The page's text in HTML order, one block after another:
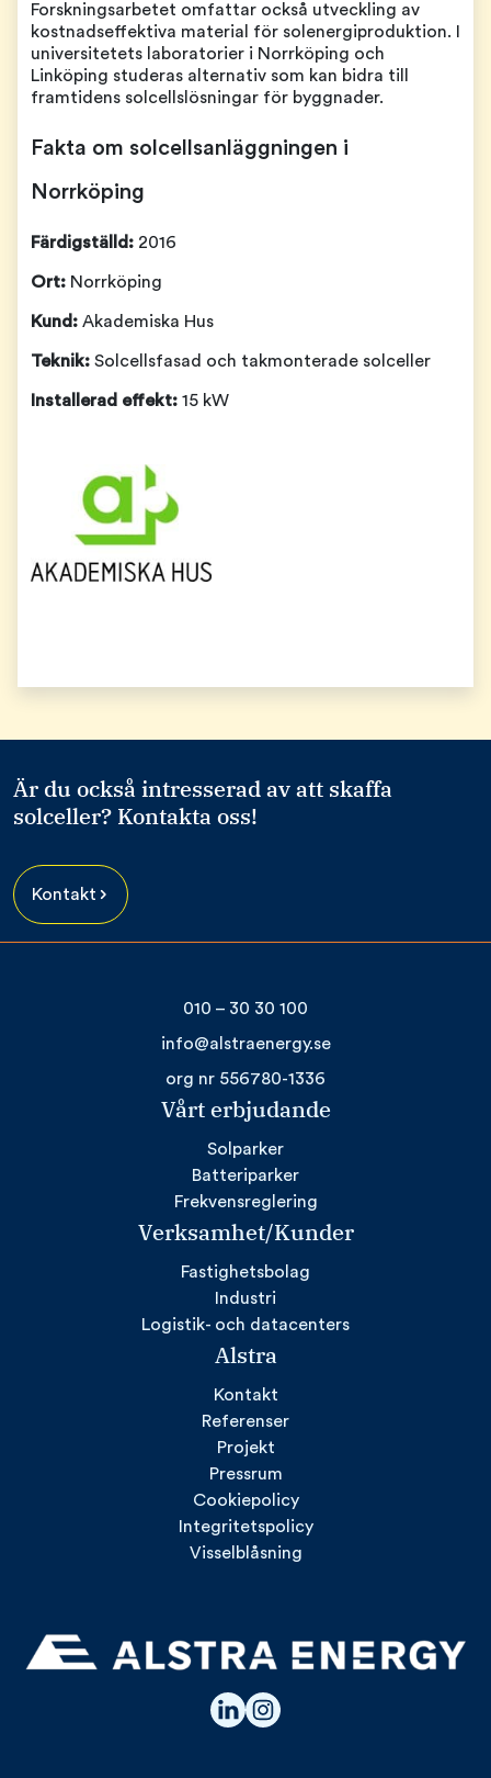
Forskningsarbetet omfattar också utveckling av
kostnadseffektiva material för solenergiproduktion. I
universitetets laboratorier i Norrköping och
Linköping studeras alternativ som kan bidra till
framtidens solcellslösningar för byggnader.
Fakta om solcellsanläggningen i
Norrköping
Färdigställd: 2016
Ort: Norrköping
Kund: Akademiska Hus
Teknik: Solcellsfasad och takmonterade solceller
Installerad effekt: 15 kW
Är du också intresserad av att skaffa
solceller? Kontakta oss!
Kontakt
010 – 30 30 100
info@alstraenergy.se
org nr 556780-1336
Vårt erbjudande
Solparker
Batteriparker
Frekvensreglering
Verksamhet/Kunder
Fastighetsbolag
Industri
Logistik- och datacenters
Alstra
Kontakt
Referenser
Projekt
Pressrum
Cookiepolicy
Integritetspolicy
Visselblåsning